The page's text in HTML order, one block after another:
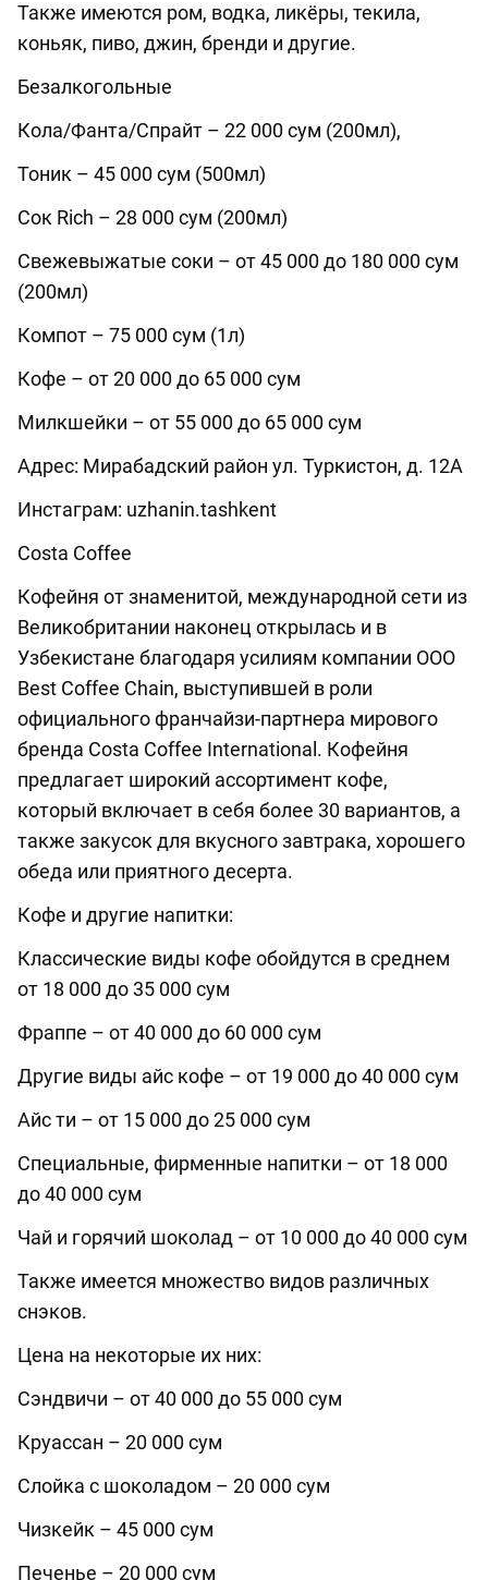
Также имеются ром, водка, ликёры, текила,
коньяк, пиво, джин, бренди и другие.
Безалкогольные
Кола/Фанта/Спрайт – 22 000 сум (200мл),
Тоник – 45 000 сум (500мл)
Сок Rich – 28 000 сум (200мл)
Свежевыжатые соки – от 45 000 до 180 000 сум
(200мл)
Компот – 75 000 сум (1л)
Кофе – от 20 000 до 65 000 сум
Милкшейки – от 55 000 до 65 000 сум
Адрес: Мирабадский район ул. Туркистон, д. 12А
Инстаграм: uzhanin.tashkent
Costa Coffee
Кофейня от знаменитой, международной сети из
Великобритании наконец открылась и в
Узбекистане благодаря усилиям компании ООО
Best Coffee Chain, выступившей в роли
официального франчайзи-партнера мирового
бренда Costa Coffee International. Кофейня
предлагает широкий ассортимент кофе,
который включает в себя более 30 вариантов, а
также закусок для вкусного завтрака, хорошего
обеда или приятного десерта.
Кофе и другие напитки:
Классические виды кофе обойдутся в среднем
от 18 000 до 35 000 сум
Фраппе – от 40 000 до 60 000 сум
Другие виды айс кофе – от 19 000 до 40 000 сум
Айс ти – от 15 000 до 25 000 сум
Специальные, фирменные напитки – от 18 000
до 40 000 сум
Чай и горячий шоколад – от 10 000 до 40 000 сум
Также имеется множество видов различных
снэков.
Цена на некоторые их них:
Сэндвичи – от 40 000 до 55 000 сум
Круассан – 20 000 сум
Слойка с шоколадом – 20 000 сум
Чизкейк – 45 000 сум
Печенье – 20 000 сум